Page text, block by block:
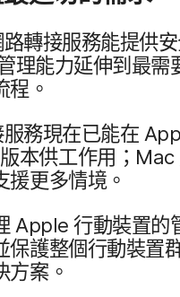
轉接​服務​能​提供​
理​能力​延伸到​最​需
程。
務​現在​已​能​在
版​本​供​工作​用​； Mac
援​更多​情境。
Apple行動​裝置​的​
保護​整​個​行動​裝置
方案。